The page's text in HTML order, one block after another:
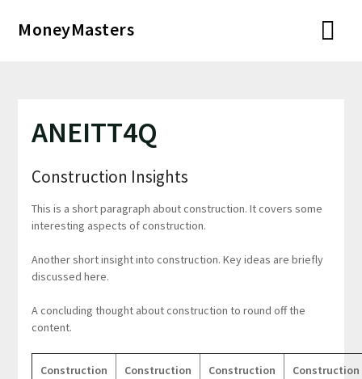
MoneyMasters
ANEITT4Q
Construction Insights
This is a short paragraph about construction. It covers some
interesting aspects of construction.
Another short insight into construction. Key ideas are briefly
discussed here.
A concluding thought about construction to round off the
content.
Construction
Construction
Construction
Construction